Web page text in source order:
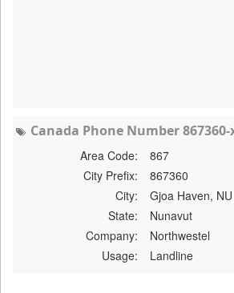
Canada Phone Number
Area Code:
867
City Prefix:
867360
City:
Gjoa Haven, NU
State:
Nunavut
Company:
Northwestel
Usage:
Landline